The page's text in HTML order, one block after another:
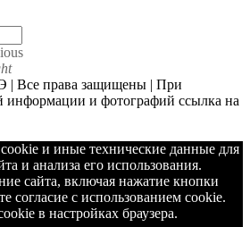
Все права защищены | При
информации и фотографий ссылка на
и иные технические данные для
и анализа его использования.
сайта, включая нажатие кнопки
согласие с использованием cookie.
в настройках браузера.